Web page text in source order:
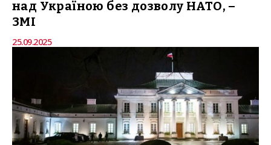
над Україною без дозволу НАТО, –
ЗМІ
25.09.2025